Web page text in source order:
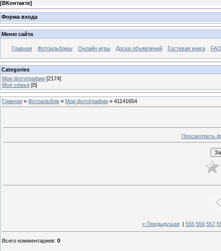
[ВКонтакте]
Форма входа
Меню сайта
Главная Фотоальбомы Онлайн игры Доска объявлений Гостевая книга
Categories
Мои фотографии [2174]
Моя семья [0]
Главная » Фотоальбом » Мои фотографии » 41141654
Просмотреть
« Предыдущая 555 556 557
Всего комментариев: 0